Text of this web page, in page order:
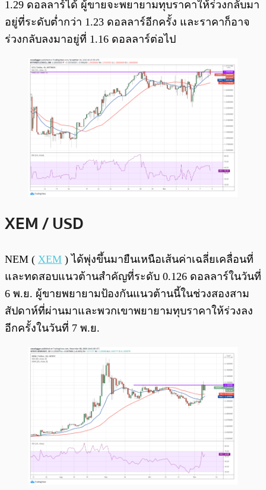
1.29 ดอลลาร์ได้ ผู้ขายจะพยายามทุบราคาให้ร่วงกลับมา
อยู่ที่ระดับต่ำกว่า 1.23 ดอลลาร์อีกครั้ง และราคาก็อาจ
ร่วงกลับลงมาอยู่ที่ 1.16 ดอลลาร์ต่อไป
XEM / USD
NEM ( XEM ) ได้พุ่งขึ้นมายืนเหนือเส้นค่าเฉลี่ยเคลื่อนที่
และทดสอบแนวต้านสำคัญที่ระดับ 0.126 ดอลลาร์ในวันที่
6 พ.ย. ผู้ขายพยายามป้องกันแนวต้านนี้ในช่วงสองสาม
สัปดาห์ที่ผ่านมาและพวกเขาพยายามทุบราคาให้ร่วงลง
อีกครั้งในวันที่ 7 พ.ย.